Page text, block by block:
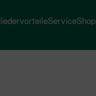
ServiceShop